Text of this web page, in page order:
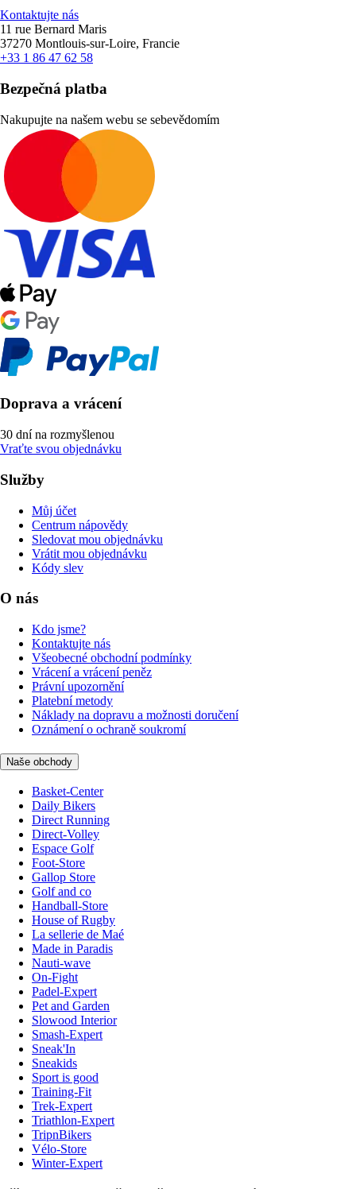
Kontaktujte nás
11 rue Bernard Maris
37270 Montlouis-sur-Loire, Francie
+33 1 86 47 62 58
Bezpečná platba
Nakupujte na našem webu se sebevědomím
Doprava a vrácení
30 dní na rozmyšlenou
Vraťte svou objednávku
Služby
Můj účet
Centrum nápovědy
Sledovat mou objednávku
Vrátit mou objednávku
Kódy slev
O nás
Kdo jsme?
Kontaktujte nás
Všeobecné obchodní podmínky
Vrácení a vrácení peněz
Právní upozornění
Platební metody
Náklady na dopravu a možnosti doručení
Oznámení o ochraně soukromí
Naše obchody
Basket-Center
Daily Bikers
Direct Running
Direct-Volley
Espace Golf
Foot-Store
Gallop Store
Golf and co
Handball-Store
House of Rugby
La sellerie de Maé
Made in Paradis
Nauti-wave
On-Fight
Padel-Expert
Pet and Garden
Slowood Interior
Smash-Expert
Sneak'In
Sneakids
Sport is good
Training-Fit
Trek-Expert
Triathlon-Expert
TripnBikers
Vélo-Store
Winter-Expert